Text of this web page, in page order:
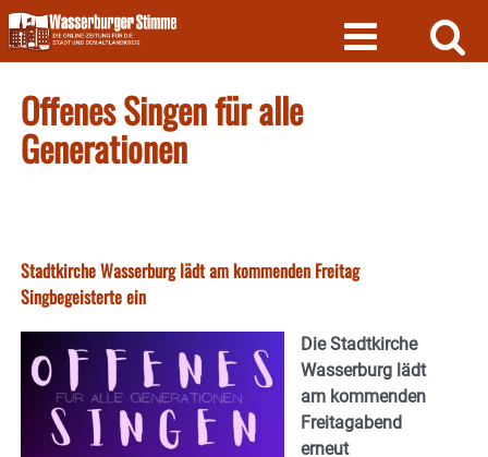
Skip
to
content
Offenes Singen für alle
Generationen
Stadtkirche Wasserburg lädt am kommenden Freitag
Singbegeisterte ein
Die Stadtkirche
Wasserburg lädt
am kommenden
Freitagabend
erneut